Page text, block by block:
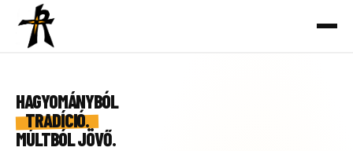
tartalomhoz
HAGYOMÁNYBÓL
TRADÍCIÓ.
MÚLTBÓL JÖVŐ.